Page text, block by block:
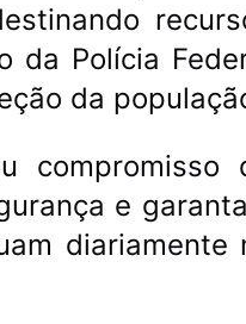
da Polícia
da
compromisso
e
diariamente